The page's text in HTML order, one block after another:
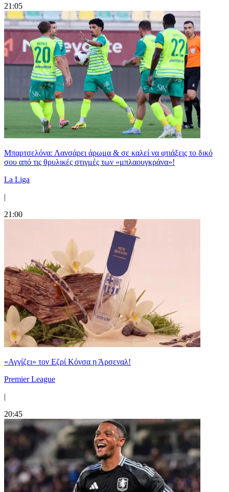
21:05
Μπαρτσελόνα: Λανσάρει άρωμα & σε καλεί να φτιάξεις το δικό
σου από τις θρυλικές στιγμές των «μπλαουγκράνα»!
La Liga
|
21:00
«Αγγίζει» τον Εζρί Κόνσα η Άρσεναλ!
Premier League
|
20:45